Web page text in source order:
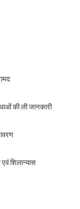
की ली जानकारी
शिलान्यास